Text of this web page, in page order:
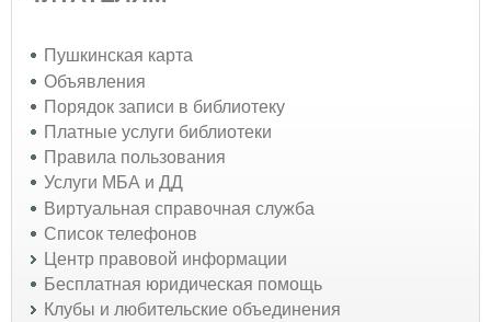
Пушкинская карта
Объявления
Порядок записи в библиотеку
Платные услуги библиотеки
Правила пользования
Услуги МБА и ДД
Виртуальная справочная служба
Список телефонов
Центр правовой информации
Бесплатная юридическая помощь
Клубы и любительские объединения